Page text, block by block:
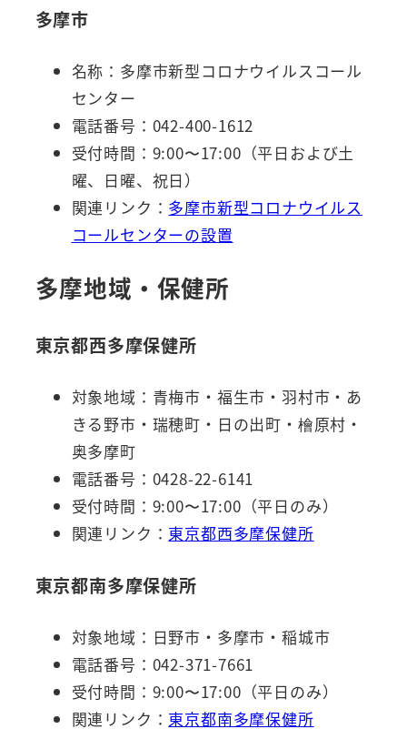
多摩市
名称：多摩市新型コロナウイルスコール
センター
電話番号：042-400-1612
受付時間：9:00〜17:00（平日および土
曜、日曜、祝日）
関連リンク： 多摩市新型コロナウイルス
コールセンターの設置
多摩地域・保健所
東京都西多摩保健所
対象地域：青梅市・福生市・羽村市・あ
きる野市・瑞穂町・日の出町・檜原村・
奥多摩町
電話番号：0428-22-6141
受付時間：9:00〜17:00（平日のみ）
関連リンク： 東京都西多摩保健所
東京都南多摩保健所
対象地域：日野市・多摩市・稲城市
電話番号：042-371-7661
受付時間：9:00〜17:00（平日のみ）
関連リンク： 東京都南多摩保健所